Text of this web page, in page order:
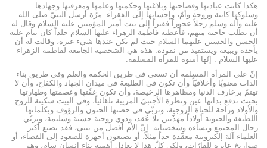
هكذا كانت عبادتها وفصاحتها وبلاغتها وحكمتها وعلمها ومعرفتها وجهادها
وسلوكها كابنة وزوجة وأمّ، وإحسانها إلى الفقراء. مرّة أرسل النبيّ صلى الله
عليه وآله وسلم رجلاً عجوزاً فقيراً إلى بيت أمير المؤمنين عليه السلام وقال له
أن يطلب حاجته منهم، فأعطته فاطمة الزهراء عليها السلام جلداً كان ينام عليه
الحسن والحسين عليهما السلام حيث لم يكن عندها شيء غيره، وقالت له أن
يأخذه ويبيعه ويستفيد من نقوده. هذه هي الشخصية الجامعة لفاطمة الزهراء
عليها السلام . إنّها أسوة للمرأة المسلمة.
إنّ على المرأة المسلمة أن تسعى في طريق الحكمة والعلم وفي طريق بناء
الذات معنويّا وأخلاقيّاً وأن تكون في الطليعة في ميدان الجهاد والكفاح، وأن لا
تهتمّ بزخارف الدنيا ومظاهرها الرخيصة، وأن تكون عفّتها وعصمتها وطهارتها
بحيث تدفع بذاتها عين ونظرة الأجنبيّ المريبة تلقائياً، وفي البيت سكينة للزوج
والأولاد وراحة للحياة الزوجية، وتربّي في حضنها الحنون والرؤوف وبكلماتها
اللطيفة والحنونة أولاداً مهذّبين بلا عُقد، وذوي روحية حسنة وسليمة، وتربّي
رجال المجتمع ونساءه وشخصياته. إنّ الأم أفضل من يبني، فقد يصنع أكبر
العلماء آلة إلكترونية معقّدة جداً مثلاً، أو يصنعون أجهزة للصعود إلى الفضاء، أو
صواريخ عابرة للقارّات، ولكن كلّ هذا لا يعادل أهمية بناء إنسان سامٍ، وهو